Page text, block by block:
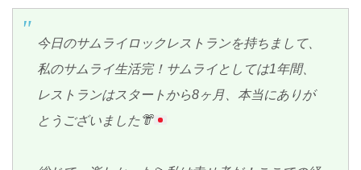
今日のサムライロックレストランを持ちまして、
私のサムライ生活完！サムライとしては1年間、
レストランはスタートから8ヶ月、本当にありが
とうございました👘